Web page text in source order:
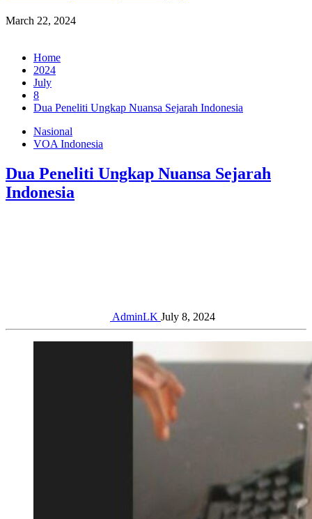
March 22, 2024
Home
2024
July
8
Dua Peneliti Ungkap Nuansa Sejarah Indonesia
Nasional
VOA Indonesia
Dua Peneliti Ungkap Nuansa Sejarah
Indonesia
AdminLK July 8, 2024